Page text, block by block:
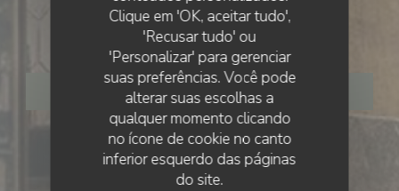
Clique em 'OK, aceitar tudo',
'Recusar tudo' ou
'Personalizar' para gerenciar
suas preferências. Você pode
alterar suas escolhas a
qualquer momento clicando
no ícone de cookie no canto
inferior esquerdo das páginas
do site.
Le Bois
RESERVAR UMA MESA